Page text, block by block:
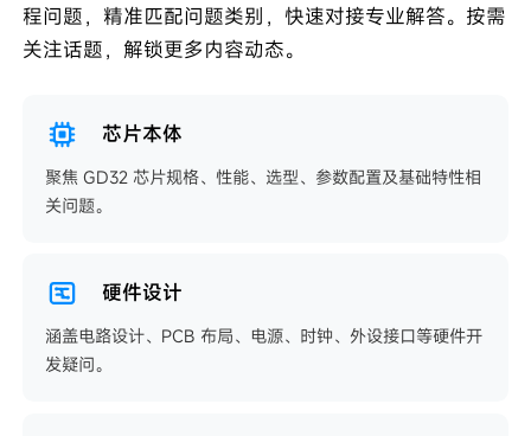
程问题，精准匹配问题类别，快速对接专业解答。按需
关注话题，解锁更多内容动态。
芯片本体
聚焦 GD32 芯片规格、性能、选型、参数配置及基础特性相
关问题。
硬件设计
涵盖电路设计、PCB 布局、电源、时钟、外设接口等硬件开
发疑问。